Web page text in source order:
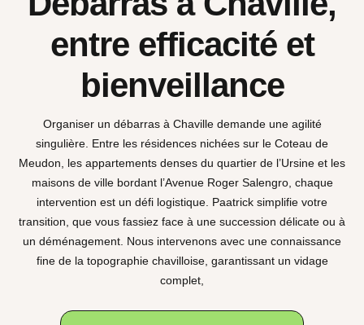
entre efficacité et
bienveillance
Organiser un débarras à Chaville demande une agilité
singulière. Entre les résidences nichées sur le Coteau de
Meudon, les appartements denses du quartier de l’Ursine et les
maisons de ville bordant l’Avenue Roger Salengro, chaque
intervention est un défi logistique. Paatrick simplifie votre
transition, que vous fassiez face à une succession délicate ou à
un déménagement. Nous intervenons avec une connaissance
fine de la topographie chavilloise, garantissant un vidage
complet,